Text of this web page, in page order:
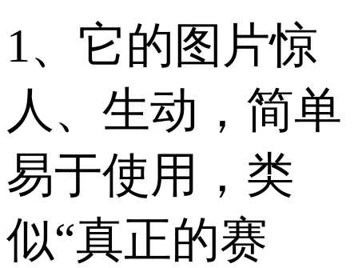
1、它的图片惊
人、生动，简单
易于使用，类
似“真正的赛